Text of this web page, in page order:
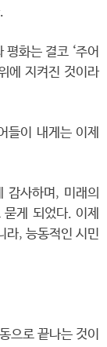
화는 결코 ‘주어
에 지켜진 것이라
들이 내게는 이제
감사하며, 미래의
게 되었다. 이제
라, 능동적인 시민
으로 끝나는 것이